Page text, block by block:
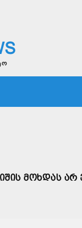
ᲛᲝᲮᲓᲐᲡ ᲐᲠ